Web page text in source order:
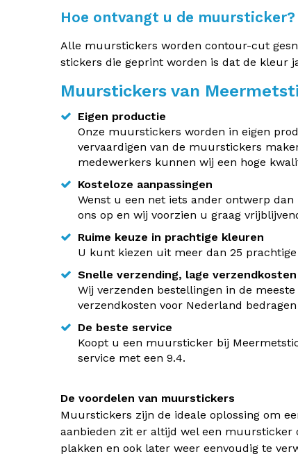
Hoe ontvangt u de muursticker?
Alle muurstickers worden contour-cut
stickers die geprint worden is dat de kleur
Muurstickers van
Eigen productie
Onze muurstickers worden in eigen
vervaardigen van de muurstickers
medewerkers kunnen wij een hoge
Kosteloze aanpassingen
Wenst u een net iets ander ontwerp
ons op en wij voorzien u graag
Ruime keuze in prachtige kleuren
U kunt kiezen uit meer dan 25
Snelle verzending, lage verzendkosten
Wij verzenden bestellingen in de
verzendkosten voor Nederland
De beste service
Koopt u een muursticker bij
service met een 9.4.
De voordelen van muurstickers
Muurstickers zijn de ideale oplossing om
aanbieden zit er altijd wel een muursticker
plakken en ook later weer eenvoudig te